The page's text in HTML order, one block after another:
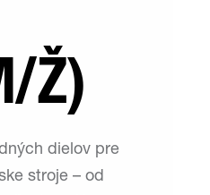
Ž)
dielov pre
stroje – od